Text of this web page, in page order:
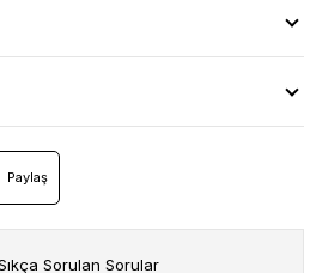
Paylaş
Sorulan Sorular